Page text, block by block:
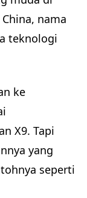
nama
teknologi
ke
X9. Tapi
yang
seperti